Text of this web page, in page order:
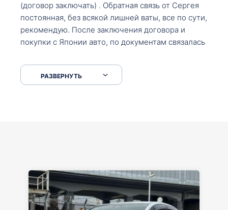
(договор заключать) . Обратная связь от Сергея
постоянная, без всякой лишней ваты, все по сути,
рекомендую. После заключения договора и
покупки с Японии авто, по документам связалась
что заполнить, куда зайти, образцы и т.д. После
приехал за авто. Меня тепло встретили Сергей с
РАЗВЕРНУТЬ